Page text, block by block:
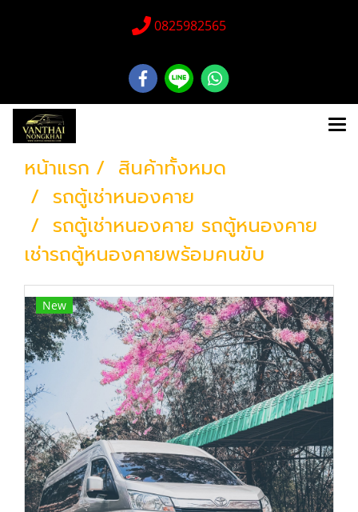
0825982565
หน้าแรก
สินค้าทั้งหมด
รถตู้เช่าหนองคาย
รถตู้เช่าหนองคาย รถตู้หนองคาย
เช่ารถตู้หนองคายพร้อมคนขับ
New